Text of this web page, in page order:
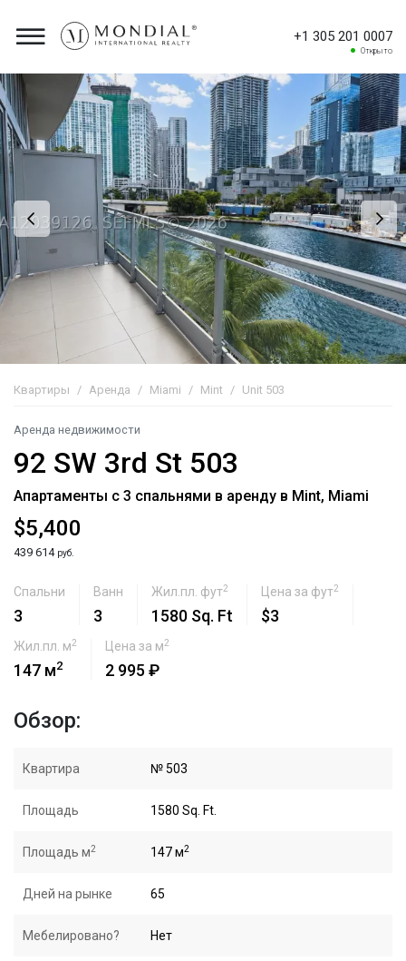
+1 305 201 0007
Открыто
Квартиры Аренда Miami Mint Unit 503
Аренда недвижимости
92 SW 3rd St 503
Апартаменты с 3 спальнями в аренду в Mint, Miami
$5,400
439 614 руб.
Спальни
3
Ванн
3
Жил.пл. фут2
1580 Sq. Ft
Цена за фут2
$3
Жил.пл. м2
147 м2
Цена за м2
2 995 ₽
Обзор:
Квартира № 503
Площадь 1580 Sq. Ft.
Площадь м2 147 м2
Дней на рынке 65
Мебелировано? Нет